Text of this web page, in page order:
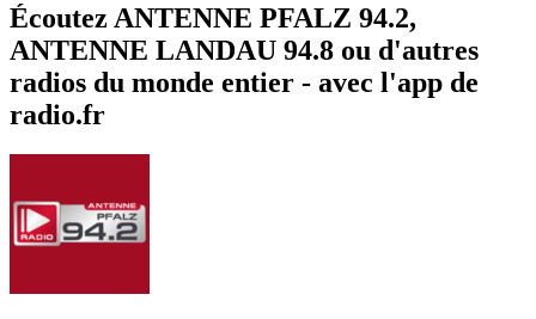
Écoutez ANTENNE PFALZ 94.2,
ANTENNE LANDAU 94.8 ou d'autres
radios du monde entier - avec l'app de
radio.fr